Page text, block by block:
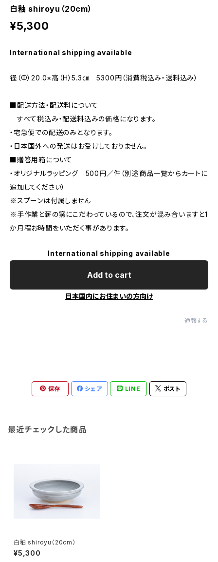
白釉 shiroyu（20cm）
¥5,300
International shipping available
径（Φ）20.0×高（H）5.3㎝ 5300円（消費税込み・送料込み）
■配送方法・配送料について
すべて税込み・配送料込みの価格になります。
・宅急便での配送のみとなります。
・日本国外への発送はお受けしておりません。
■贈答用箱について
・オリジナルラッピング 500円／件（別途商品一覧からカートに
追加してください）
※スプーンは付属しません
※手作業と薪の窯にこだわっているので、注文が混み合いますと1
か月程お時間をいただく事があります。
International shipping available
Add to cart
日本国内にお住まいの方向け
通報する
保存 シェア LINE ポスト
最近チェックした商品
白釉 shiroyu（20cm）
¥5,300